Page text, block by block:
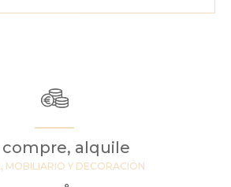
compre, alquile
MOBILIARIO Y DECORACIÓN